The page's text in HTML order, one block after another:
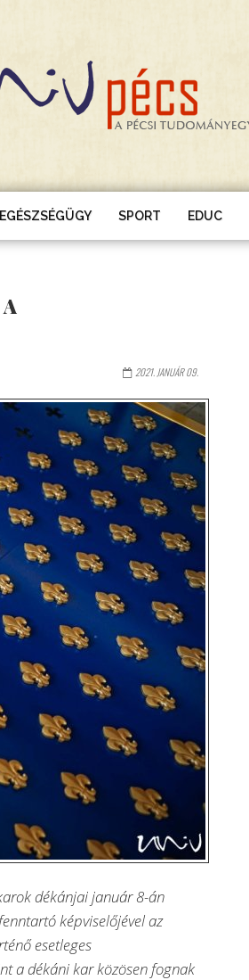
EGÉSZSÉGÜGY SPORT EDUC
2021. JANUÁR 09.
dékánjai január 8-án
képviselőjével az
esetleges
a dékáni kar közösen fognak